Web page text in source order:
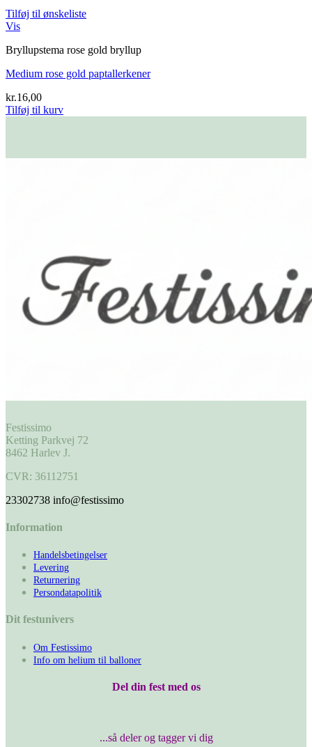
Tilføj til ønskeliste
Vis
Bryllupstema rose gold bryllup
Medium rose gold paptallerkener
kr.16,00
Tilføj til kurv
Festissimo
Ketting Parkvej 72
8462 Harlev J.
CVR: 36112751
23302738 info@festissimo
Information
Handelsbetingelser
Levering
Returnering
Persondatapolitik
Dit festunivers
Om Festissimo
Info om helium til balloner
Del din fest med os
...så deler og tagger vi dig